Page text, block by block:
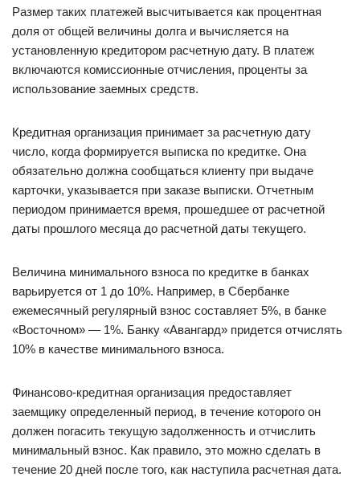
Размер таких платежей высчитывается как процентная
доля от общей величины долга и вычисляется на
установленную кредитором расчетную дату. В платеж
включаются комиссионные отчисления, проценты за
использование заемных средств.
Кредитная организация принимает за расчетную дату
число, когда формируется выписка по кредитке. Она
обязательно должна сообщаться клиенту при выдаче
карточки, указывается при заказе выписки. Отчетным
периодом принимается время, прошедшее от расчетной
даты прошлого месяца до расчетной даты текущего.
Величина минимального взноса по кредитке в банках
варьируется от 1 до 10%. Например, в Сбербанке
ежемесячный регулярный взнос составляет 5%, в банке
«Восточном» — 1%. Банку «Авангард» придется отчислять
10% в качестве минимального взноса.
Финансово-кредитная организация предоставляет
заемщику определенный период, в течение которого он
должен погасить текущую задолженность и отчислить
минимальный взнос. Как правило, это можно сделать в
течение 20 дней после того, как наступила расчетная дата.